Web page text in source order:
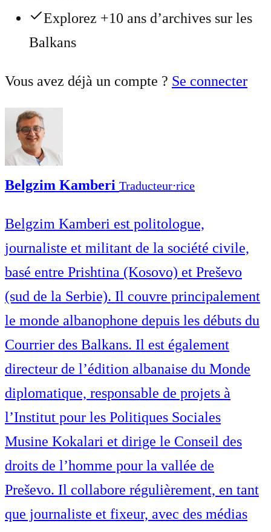
Explorez +10 ans d’archives sur les
Balkans
Vous avez déjà un compte ? Se connecter
Belgzim Kamberi Traducteur⋅rice
Belgzim Kamberi est politologue,
journaliste et militant de la société civile,
basé entre Prishtina (Kosovo) et Preševo
(sud de la Serbie). Il couvre principalement
le monde albanophone depuis les débuts du
Courrier des Balkans. Il est également
directeur de l’édition albanaise du Monde
diplomatique, responsable de projets à
l’Institut pour les Politiques Sociales
Musine Kokalari et dirige le Conseil des
droits de l’homme pour la vallée de
Preševo. Il collabore régulièrement, en tant
que journaliste et fixeur, avec des médias